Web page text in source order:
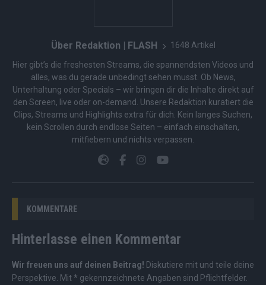
Über Redaktion | FLASH 1648 Artikel
Hier gibt’s die freshesten Streams, die spannendsten Videos und
alles, was du gerade unbedingt sehen musst. Ob News,
Unterhaltung oder Specials – wir bringen dir die Inhalte direkt auf
den Screen, live oder on-demand. Unsere Redaktion kuratiert die
Clips, Streams und Highlights extra für dich. Kein langes Suchen,
kein Scrollen durch endlose Seiten – einfach einschalten,
mitfiebern und nichts verpassen.
KOMMENTARE
Hinterlasse einen Kommentar
Wir freuen uns auf deinen Beitrag! Diskutiere mit und teile deine
Perspektive. Mit * gekennzeichnete Angaben sind Pflichtfelder.